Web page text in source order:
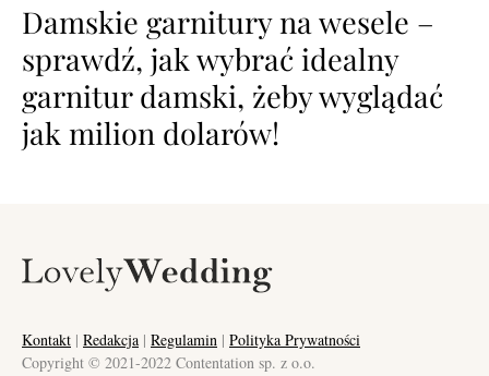
Damskie garnitury na wesele –
sprawdź, jak wybrać idealny
garnitur damski, żeby wyglądać
jak milion dolarów!
Kontakt | Redakcja | Regulamin | Polityka Prywatności
Copyright © 2021-2022 Contentation sp. z o.o.